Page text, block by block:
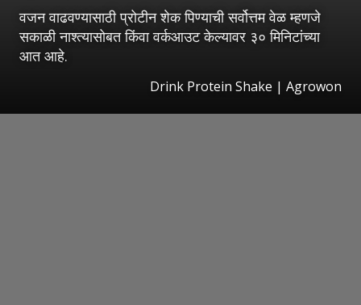
वजन वाढवण्यासाठी प्रोटीन शेक पिण्याची सर्वोत्तम वेळ म्हणजे
सकाळी नाश्त्यासोबत किंवा वर्कआउट केल्यावर ३० मिनिटांच्या
आत आहे.
Drink Protein Shake | Agrowon